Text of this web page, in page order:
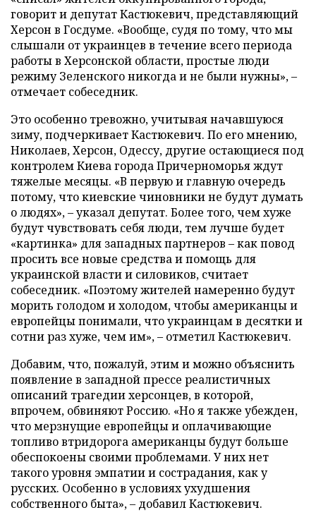
говорит и депутат Кастюкевич, представляющий
Херсон в Госдуме. «Вообще, судя по тому, что мы
слышали от украинцев в течение всего периода
работы в Херсонской области, простые люди
режиму Зеленского никогда и не были нужны», –
отмечает собеседник.
Это особенно тревожно, учитывая начавшуюся
зиму, подчеркивает Кастюкевич. По его мнению,
Николаев, Херсон, Одессу, другие остающиеся под
контролем Киева города Причерноморья ждут
тяжелые месяцы. «В первую и главную очередь
потому, что киевские чиновники не будут думать
о людях», – указал депутат. Более того, чем хуже
будут чувствовать себя люди, тем лучше будет
«картинка» для западных партнеров – как повод
просить все новые средства и помощь для
украинской власти и силовиков, считает
собеседник. «Поэтому жителей намеренно будут
морить голодом и холодом, чтобы американцы и
европейцы понимали, что украинцам в десятки и
сотни раз хуже, чем им», – отметил Кастюкевич.
Добавим, что, пожалуй, этим и можно объяснить
появление в западной прессе реалистичных
описаний трагедии херсонцев, в которой,
впрочем, обвиняют Россию. «Но я также убежден,
что мерзнущие европейцы и оплачивающие
топливо втридорога американцы будут больше
обеспокоены своими проблемами. У них нет
такого уровня эмпатии и сострадания, как у
русских. Особенно в условиях ухудшения
собственного быта», – добавил Кастюкевич.